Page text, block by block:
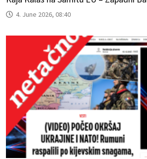
4. June 2026, 08:40